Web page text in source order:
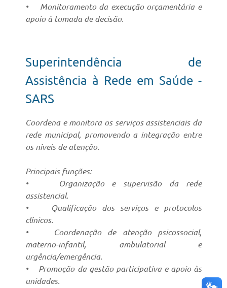
• Monitoramento da execução orçamentária e
apoio à tomada de decisão.
Superintendência de
Assistência à Rede em Saúde -
SARS
Coordena e monitora os serviços assistenciais da
rede municipal, promovendo a integração entre
os níveis de atenção.
Principais funções:
• Organização e supervisão da rede
assistencial.
• Qualificação dos serviços e protocolos
clínicos.
• Coordenação de atenção psicossocial,
materno-infantil, ambulatorial e
urgência/emergência.
• Promoção da gestão participativa e apoio às
unidades.